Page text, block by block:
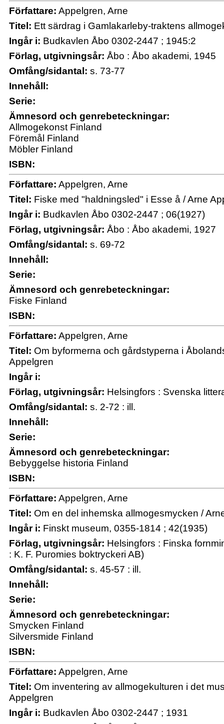
Författare: Appelgren, Arne
Titel: Ett särdrag i Gamlakarleby-traktens
Ingår i: Budkavlen Åbo 0302-2447 ; 1945:2
Förlag, utgivningsår: Åbo : Åbo akademi, 1945
Omfång/sidantal: s. 73-77
Innehåll:
Serie:
Ämnesord och genrebeteckningar:
Allmogekonst Finland
Föremål Finland
Möbler Finland
ISBN:
Författare: Appelgren, Arne
Titel: Fiske med "haldningsled" i Esse å / Arne
Ingår i: Budkavlen Åbo 0302-2447 ; 06(1927)
Förlag, utgivningsår: Åbo : Åbo akademi, 1927
Omfång/sidantal: s. 69-72
Innehåll:
Serie:
Ämnesord och genrebeteckningar:
Fiske Finland
ISBN:
Författare: Appelgren, Arne
Titel: Om byformerna och gårdstyperna i
Appelgren
Ingår i:
Förlag, utgivningsår: Helsingfors : Svenska
Omfång/sidantal: s. 2-72 : ill.
Innehåll:
Serie:
Ämnesord och genrebeteckningar:
Bebyggelse historia Finland
ISBN:
Författare: Appelgren, Arne
Titel: Om en del inhemska allmogesmycken /
Ingår i: Finskt museum, 0355-1814 ; 42(1935)
Förlag, utgivningsår: Helsingfors : Finska
: K. F. Puromies boktryckeri AB)
Omfång/sidantal: s. 45-57 : ill.
Innehåll:
Serie:
Ämnesord och genrebeteckningar:
Smycken Finland
Silversmide Finland
ISBN:
Författare: Appelgren, Arne
Titel: Om inventering av allmogekulturen i det
Appelgren
Ingår i: Budkavlen Åbo 0302-2447 ; 1931